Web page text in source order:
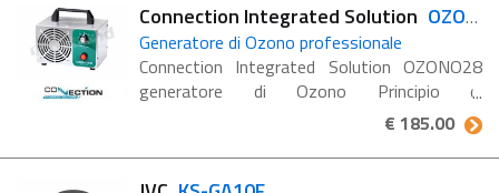
Connection Integrated Solution OZONO28
Generatore di Ozono professionale
Connection Integrated Solution OZONO28
generatore di Ozono Principio di
funzionamento L’aria che contiene ossigeno
passa attraverso lo spazio di scarica tra i due
elettrodi; parte dell’aria ...
€ 185.00